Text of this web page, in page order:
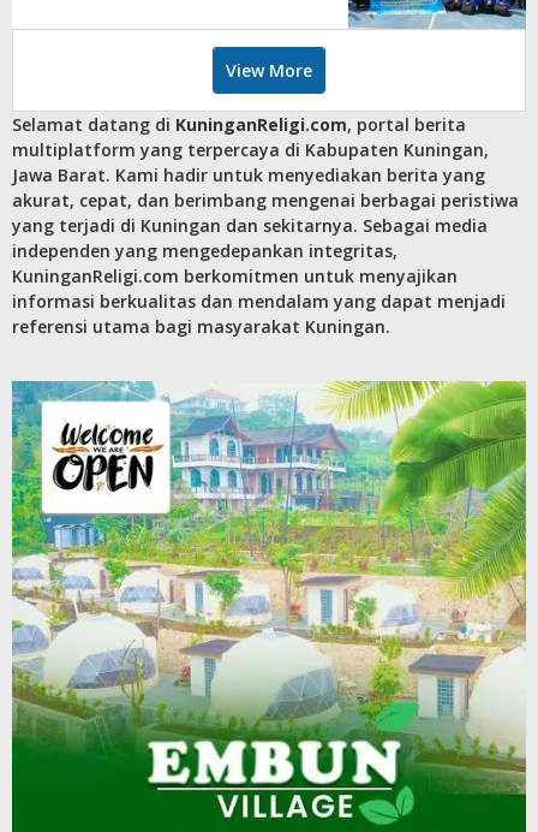
View More
Selamat datang di KuninganReligi.com, portal berita
multiplatform yang terpercaya di Kabupaten Kuningan,
Jawa Barat. Kami hadir untuk menyediakan berita yang
akurat, cepat, dan berimbang mengenai berbagai peristiwa
yang terjadi di Kuningan dan sekitarnya. Sebagai media
independen yang mengedepankan integritas,
KuninganReligi.com berkomitmen untuk menyajikan
informasi berkualitas dan mendalam yang dapat menjadi
referensi utama bagi masyarakat Kuningan.